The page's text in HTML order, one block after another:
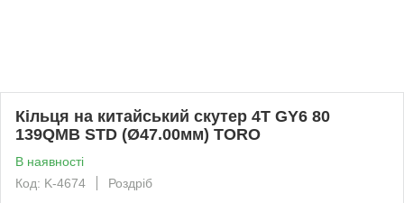
Кільця на китайський скутер 4T GY6 80
139QMB STD (Ø47.00мм) TORO
В наявності
Код: K-4674
Роздріб